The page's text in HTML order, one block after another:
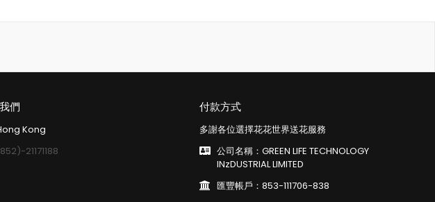
們
Kong
21171188
付款方式
多謝各位選擇花花世界送花服務
公司名稱：GREEN LIFE TECHNOLOGY
INzDUSTRIAL LIMITED
匯豐帳戶：853-111706-838